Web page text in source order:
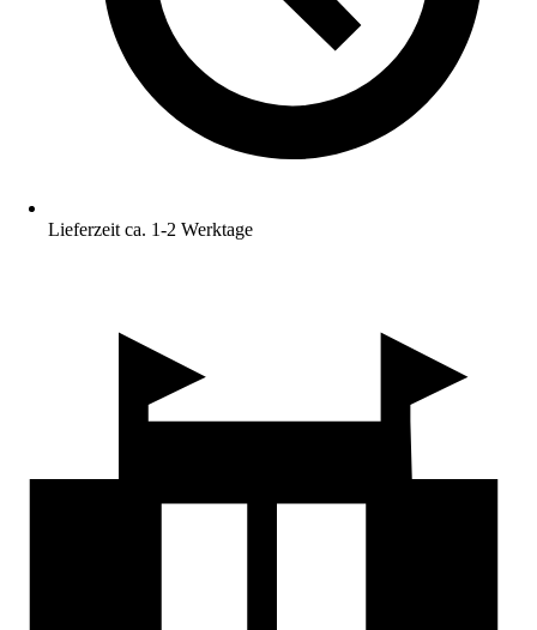
Lieferzeit ca. 1-2 Werktage